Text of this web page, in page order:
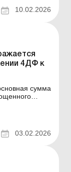
Налоговому
10.02.2026
4ДФ к
сумма
с
ниже. Больше
03.02.2026